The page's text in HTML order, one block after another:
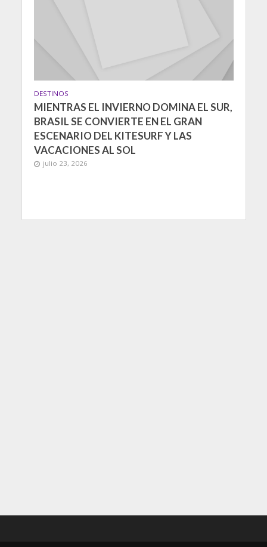
DESTINOS
MIENTRAS EL INVIERNO DOMINA EL SUR,
BRASIL SE CONVIERTE EN EL GRAN
ESCENARIO DEL KITESURF Y LAS
VACACIONES AL SOL
julio 23, 2026